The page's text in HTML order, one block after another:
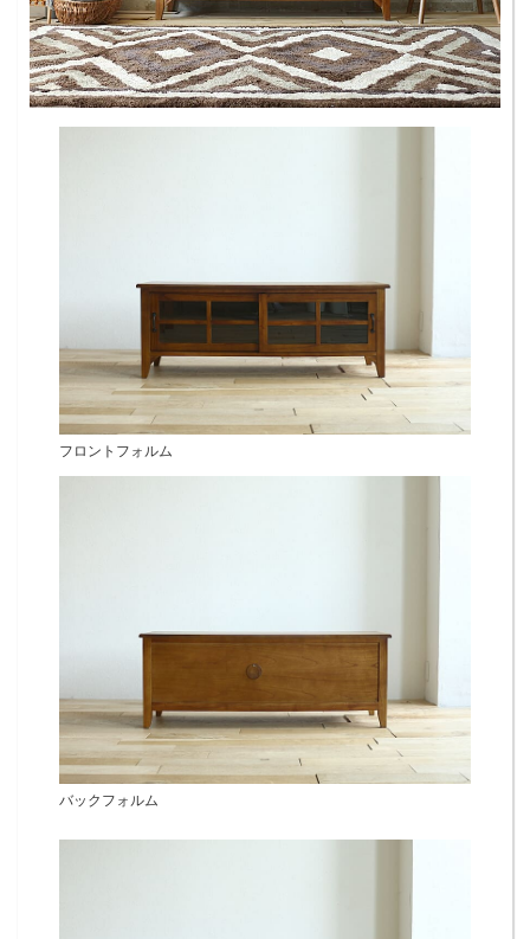
フロントフォルム
バックフォルム